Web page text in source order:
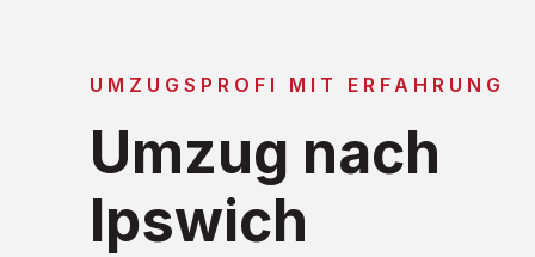
UMZUGSPROFI MIT ERFAHRUNG
Umzug nach
Ipswich